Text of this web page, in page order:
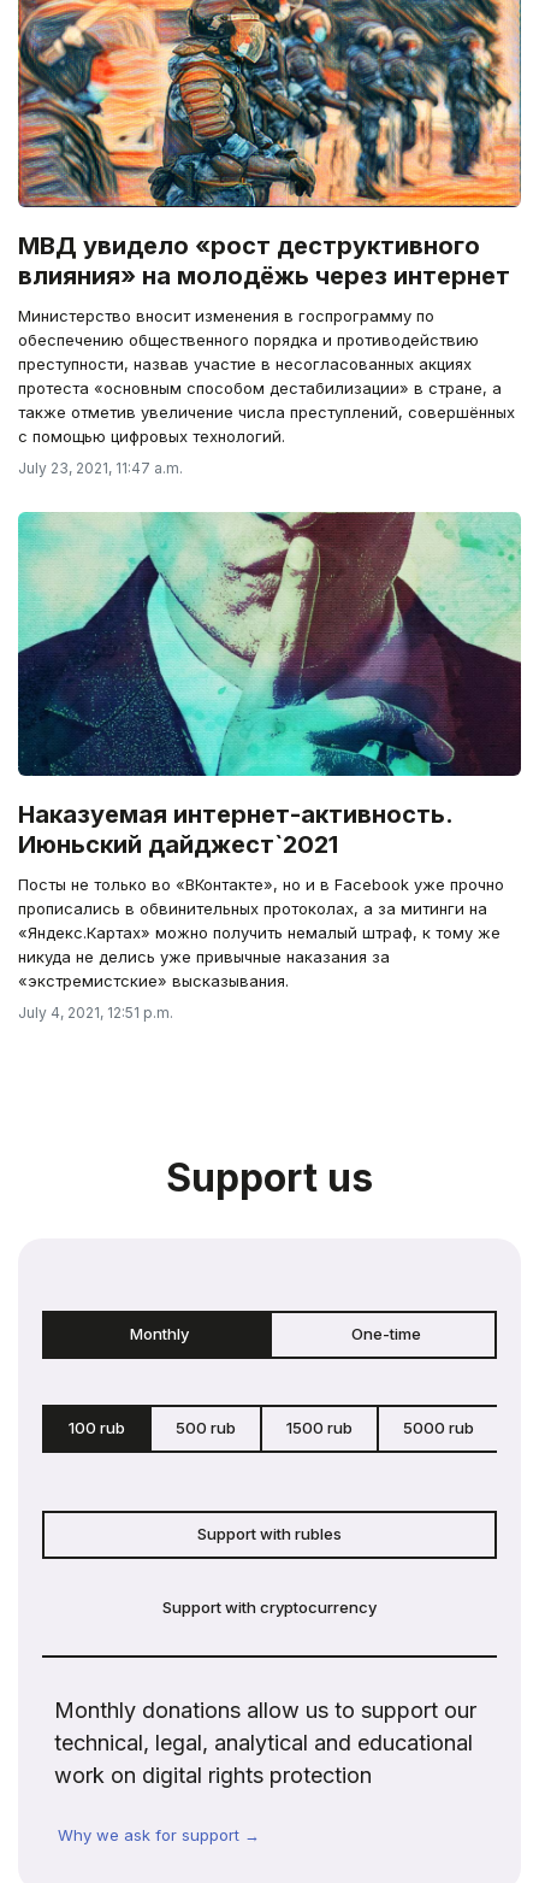
МВД увидело «рост деструктивного
влияния» на молодёжь через интернет
Министерство вносит изменения в госпрограмму по
обеспечению общественного порядка и противодействию
преступности, назвав участие в несогласованных акциях
протеста «основным способом дестабилизации» в стране, а
также отметив увеличение числа преступлений, совершённых
с помощью цифровых технологий.
July 23, 2021, 11:47 a.m.
Наказуемая интернет-активность.
Июньский дайджест`2021
Посты не только во «ВКонтакте», но и в Facebook уже прочно
прописались в обвинительных протоколах, а за митинги на
«Яндекс.Картах» можно получить немалый штраф, к тому же
никуда не делись уже привычные наказания за
«экстремистские» высказывания.
July 4, 2021, 12:51 p.m.
Support us
Monthly One-time
100 rub 500 rub 1500 rub 5000 rub
Support with rubles
Support with cryptocurrency
Monthly donations allow us to support our
technical, legal, analytical and educational
work on digital rights protection
Why we ask for support →